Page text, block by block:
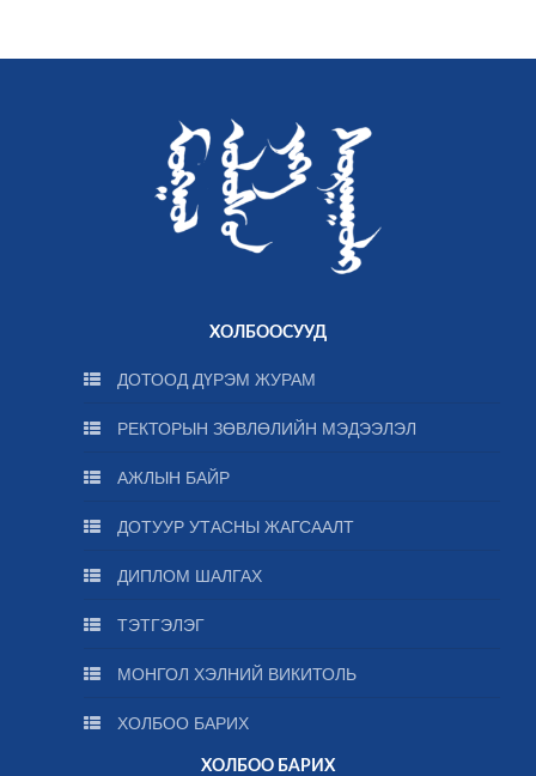
ХОЛБООСУУД
ДОТООД ДҮРЭМ ЖУРАМ
РЕКТОРЫН ЗӨВЛӨЛИЙН МЭДЭЭЛЭЛ
АЖЛЫН БАЙР
ДОТУУР УТАСНЫ ЖАГСААЛТ
ДИПЛОМ ШАЛГАХ
ТЭТГЭЛЭГ
МОНГОЛ ХЭЛНИЙ ВИКИТОЛЬ
ХОЛБОО БАРИХ
ХОЛБОО БАРИХ